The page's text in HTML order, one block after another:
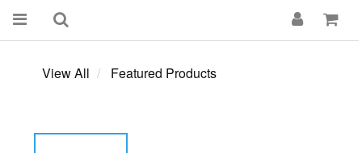
View All Featured Products